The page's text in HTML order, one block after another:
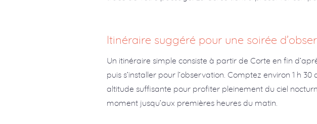
Itinéraire suggéré pour une soirée
Un itinéraire simple consiste à partir de Corte en fin
puis s’installer pour l’observation. Comptez environ 1 h
altitude suffisante pour profiter pleinement du ciel
moment jusqu’aux premières heures du matin.